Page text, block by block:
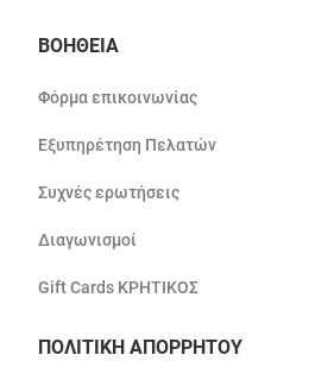
ΒΟΗΘΕΙΑ
Φόρμα επικοινωνίας
Εξυπηρέτηση Πελατών
Συχνές ερωτήσεις
Διαγωνισμοί
Gift Cards ΚΡΗΤΙΚΟΣ
ΠΟΛΙΤΙΚΗ ΑΠΟΡΡΗΤΟΥ